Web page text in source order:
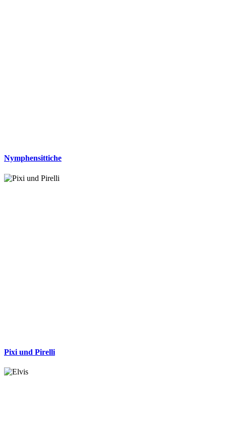
Nymphensittiche
Pixi und Pirelli